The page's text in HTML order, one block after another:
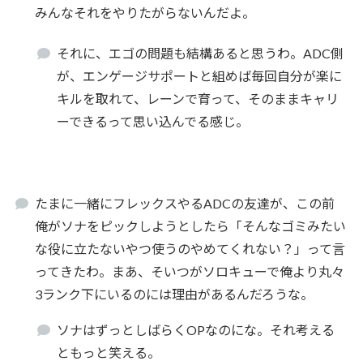
みんなそれをやりたがらないんだよ。
それに、エゴの問題も結構あると思うわ。ADC側
が、エンゲージサポートと組めば毎回自分が楽に
キルを取れて、レーンで育って、そのままキャリ
ーできるって思い込んでる感じ。
たまに一緒にフレックスやるADCの友達が、この前
俺がソナをピックしようとしたら「そんなゴミみたい
な役に立たないやつ使うのやめてくれない？」って言
ってきたわ。まあ、そいつがソロキューで俺より丸々
3ランク下にいるのには理由があるんだろうな。
ソナはずっとしばらくOPなのにな。それ考える
ともっと笑える。